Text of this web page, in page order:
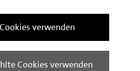
Cookies verwenden
verwenden